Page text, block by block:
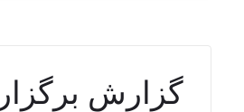
گزارش برگزاری